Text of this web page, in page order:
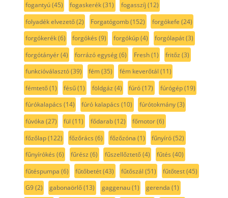
fogantyú(45) fogaskerék(31) fogasszíj (12)
folyadék elvezető(2) Forgatógomb(152) forgókefe (24)
forgókerék(6) forgókés (9) forgókúp(4) forgólapát(3)
forgótányér(4) forrázó egység(6) Fresh(1) fritőz (3)
funkcióválasztó(39) fém(35) fém keverőtál (11)
fémtető(1) fésű(1) földgáz (4) fúró(17) fúrógép(19)
fúrókalapács (14) fúró kalapács (10) fúrótokmány(3)
fúvóka (27) fül (11) fődarab(12) főmotor(6)
főzőlap(122) főzőrács (6) főzőzóna (1) fűnyíró(52)
fűnyírókés (6) fűrész (6) fűszellőztető(4) fűtés (40)
fűtéspumpa (6) fűtőbetét(43) fűtőszál (51) fűtőtest(45)
G9(2) gabonaörlő(13) gaggenau(1) gerenda (1)